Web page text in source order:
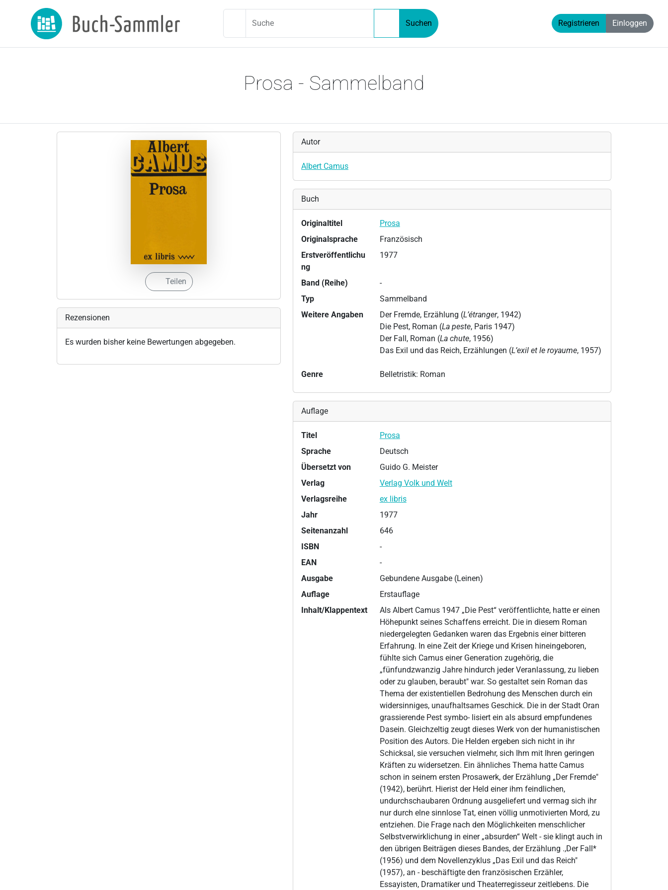
Suche Suchen Registrieren Einloggen
Prosa - Sammelband
Teilen
Rezensionen
Es wurden bisher keine Bewertungen abgegeben.
Autor
Albert Camus
Buch
Originaltitel
Prosa
Originalsprache
Französisch
Erstveröffentlichu
ng
1977
Band (Reihe)
-
Typ
Sammelband
Weitere Angaben
Der Fremde, Erzählung (L’étranger, 1942)
Die Pest, Roman (La peste, Paris 1947)
Der Fall, Roman (La chute, 1956)
Das Exil und das Reich, Erzählungen (L’exil et le royaume, 1957)
Genre Belletristik: Roman
Auflage
Titel
Prosa
Sprache
Deutsch
Übersetzt von
Guido G. Meister
Verlag
Verlag Volk und Welt
Verlagsreihe
ex libris
Jahr
1977
Seitenanzahl
646
ISBN
-
EAN
-
Ausgabe
Gebundene Ausgabe (Leinen)
Auflage
Erstauflage
Inhalt/Klappentext
Als Albert Camus 1947 „Die Pest“ veröffentlichte, hatte er einen
Höhepunkt seines Schaffens erreicht. Die in diesem Roman
niedergelegten Gedanken waren das Ergebnis einer bitteren
Erfahrung. In eine Zeit der Kriege und Krisen hineingeboren,
fühlte sich Camus einer Generation zugehörig, die
„fünfundzwanzig Jahre hindurch jeder Veranlassung, zu lieben
oder zu glauben, beraubt" war. So gestaltet sein Roman das
Thema der existentiellen Bedrohung des Menschen durch ein
widersinniges, unaufhaltsames Geschick. Die in der Stadt Oran
grassierende Pest symbo- lisiert ein als absurd empfundenes
Dasein. Gleichzeltig zeugt dieses Werk von der humanistischen
Position des Autors. Die Helden ergeben sich nicht in ihr
Schicksal, sie versuchen vielmehr, sich Ihm mit Ihren geringen
Kräften zu widersetzen. Ein ähnliches Thema hatte Camus
schon in seinem ersten Prosawerk, der Erzählung „Der Fremde"
(1942), berührt. Hierist der Held einer ihm feindlichen,
undurchschaubaren Ordnung ausgeliefert und vermag sich ihr
nur durch elne sinnlose Tat, einen völlig unmotivierten Mord, zu
entziehen. Die Frage nach den Möglichkeiten menschlicher
Selbstverwirklichung in einer „absurden“ Welt - sie klingt auch in
den übrigen Beiträgen dieses Bandes, der Erzählung .,Der Fall*
(1956) und dem Novellenzyklus „Das Exil und das Reich"
(1957), an - beschäftigte den französischen Erzähler,
Essayisten, Dramatiker und Theaterregisseur zeitlebens. Die